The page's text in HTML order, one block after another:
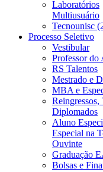
Laboratórios
Multiusuário
Tecnounisc
Processo Seletivo
Vestibular
Professor do
RS Talentos
Mestrado e
MBA e
Reingressos,
Diplomados
Aluno
Especial na
Ouvinte
Graduação
Bolsas e